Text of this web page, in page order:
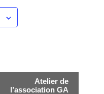
Atelier de
l’association GA